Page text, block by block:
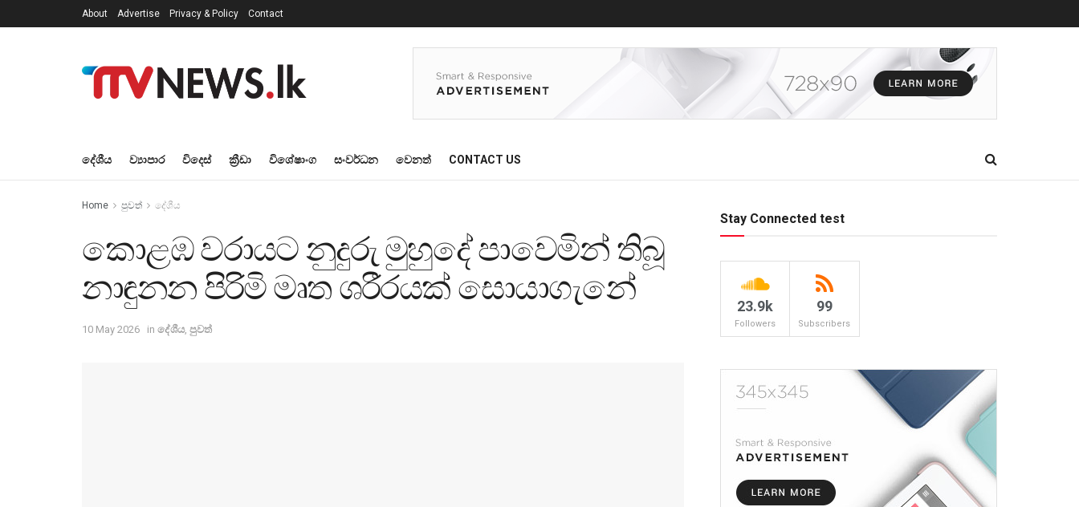
About Advertise Privacy & Policy Contact
දේශීය ව්‍යාපාර විදෙස් ක්‍රීඩා විශේෂාංග සංවර්ධන වෙනත් CONTACT US
Home පුවත් දේශීය
කොළඹ වරායට නුදුරු මුහුදේ පාවෙමින් තිබූ
නාඳුනන පිරිමි මෘත ශරීරයක් සොයාගැනේ
10 May 2026 in දේශීය, පුවත්
Stay Connected test
23.9k
Followers
99
Subscribers